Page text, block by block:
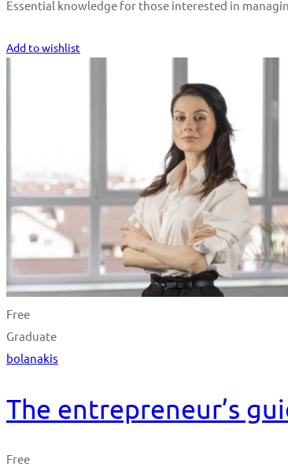
Essential knowledge for those interested in
Add to wishlist
Free
Graduate
bolanakis
The entrepreneur’s
Free